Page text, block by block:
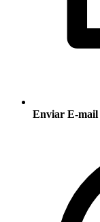
Enviar E-mail